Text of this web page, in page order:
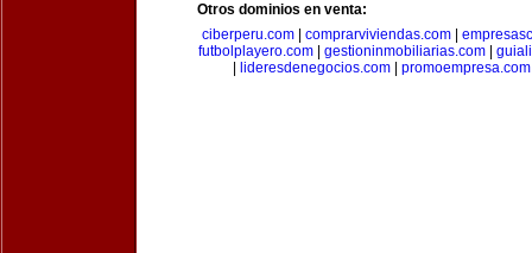
Otros dominios en venta:
ciberperu.com
comprarviviendas.com
futbolplayero.com| gestioninmobiliarias.com|
lideresdenegocios.com promoempresa.com